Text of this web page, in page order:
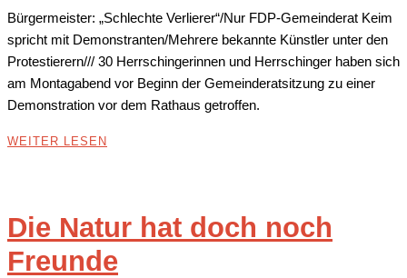
Bürgermeister: „Schlechte Verlierer“/Nur FDP-Gemeinderat Keim
spricht mit Demonstranten/Mehrere bekannte Künstler unter den
Protestierern/// 30 Herrschingerinnen und Herrschinger haben sich
am Montagabend vor Beginn der Gemeinderatsitzung zu einer
Demonstration vor dem Rathaus getroffen.
WEITER LESEN
Die Natur hat doch noch
Freunde